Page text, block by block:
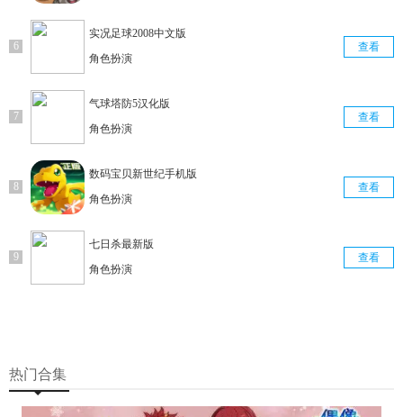
实况足球2008中文版
角色扮演
查看
气球塔防5汉化版
角色扮演
查看
数码宝贝新世纪手机版
角色扮演
查看
七日杀最新版
角色扮演
查看
热门合集